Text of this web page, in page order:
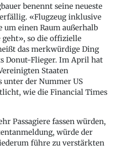
benennt seine neueste
«Flugzeug inklusive
um einen Raum außerhalb
so die offizielle
das merkwürdige Ding
Donut-Flieger. Im April hat
Staaten
unter der Nummer US
wie die Financial Times
Passagiere fassen würden,
würde der
führe zu verstärkten